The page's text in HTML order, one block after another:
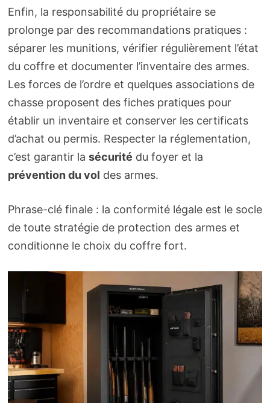
Enfin, la responsabilité du propriétaire se
prolonge par des recommandations pratiques :
séparer les munitions, vérifier régulièrement l’état
du coffre et documenter l’inventaire des armes.
Les forces de l’ordre et quelques associations de
chasse proposent des fiches pratiques pour
établir un inventaire et conserver les certificats
d’achat ou permis. Respecter la réglementation,
c’est garantir la sécurité du foyer et la
prévention du vol des armes.
Phrase-clé finale : la conformité légale est le socle
de toute stratégie de protection des armes et
conditionne le choix du coffre fort.